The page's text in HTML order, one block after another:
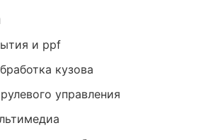
и ppf
кузова
управления